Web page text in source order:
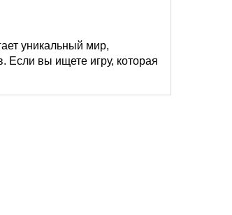
уникальный мир,
вы ищете игру, которая